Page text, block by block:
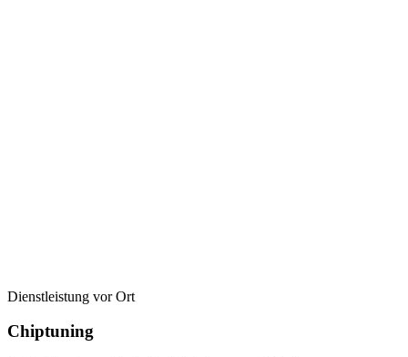
Dienstleistung vor Ort
Chiptuning